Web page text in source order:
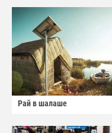
Рай в шалаше